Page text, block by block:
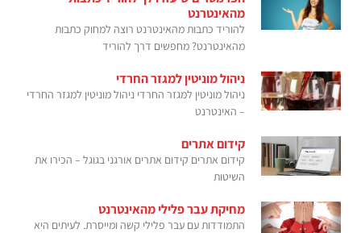
מהאינטרנט
להוריד כתבות מהאינטרנט רוצה למחוק כתבות
מהאינטרנט? מחפשים דרך להוריד
ניהול מוניטין למגזר החרדי
ניהול מוניטין למגזר החרדי ניהול מוניטין למגזר החרדי
– האינטרנט
קידום אתרים
קידום אתרים קידום אתרים אורגני בגוגל – הכירו את
השיטות
מחיקת עבר פלילי מהאינטרנט
התמודדות עם עבר פלילי קשה ומייסרת. לעיתים היא